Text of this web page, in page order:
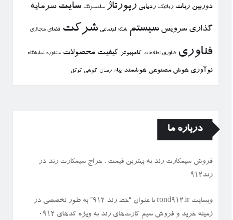
دوربین ربات رباتیك ردیابی رپورتاژ سامسونگ سایت سرمایه
گذاری سرویس سیستم شبكه اجتماعی شركت فضای مجازی
فناوری فناوری اطلاعات كامپیوتر كیفیت محصولات مشاوره نمایشگاه
نوآوری هوش مصنوعی هوشمند پیام رسان گوشی گوگل
درباره ما
فروش سیمكارت رند به بهترین قیمت ، حراج سیمكارت رند در
رند912
وبسایت rond912.ir با عنوان “خط رند ۹۱۲” به طور تخصصی در
زمینه خرید و فروش سیم کارت‌های رند به ویژه کدهای ۰۹۱۲